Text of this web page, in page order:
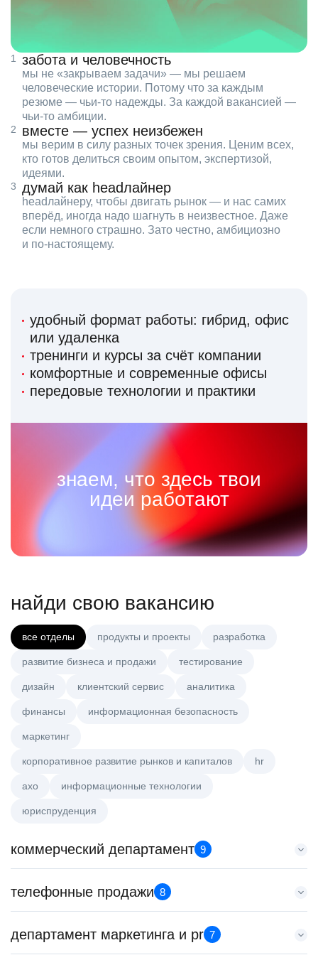
забота и человечность
мы не «закрываем задачи» — мы решаем
человеческие истории. Потому что за каждым
резюме — чьи‑то надежды. За каждой вакансией —
чьи‑то амбиции.
вместе — успех неизбежен
мы верим в силу разных точек зрения. Ценим всех,
кто готов делиться своим опытом, экспертизой,
идеями.
думай как headлайнер
headлайнеру, чтобы двигать рынок — и нас самих
вперёд, иногда надо шагнуть в неизвестное. Даже
если немного страшно. Зато честно, амбициозно
и по‑настоящему.
удобный формат работы: гибрид, офис
или удаленка
тренинги и курсы за счёт компании
комфортные и современные офисы
передовые технологии и практики
знаем, что здесь твои
идеи работают
найди свою вакансию
все отделы продукты и проекты разработка
развитие бизнеса и продажи тестирование
дизайн клиентский сервис аналитика
финансы информационная безопасность
маркетинг
корпоративное развитие рынков и капиталов hr
axo информационные технологии
юриспруденция
коммерческий департамент 9
Менеджер по работе с ключевыми клиентами (КАМ)
HeadHunter::Коммерческий департамент
з/п не указана
телефонные продажи 8
Менеджер по продажам в сегменте среднего и крупного
бизнеса
департамент маркетинга и pr 7